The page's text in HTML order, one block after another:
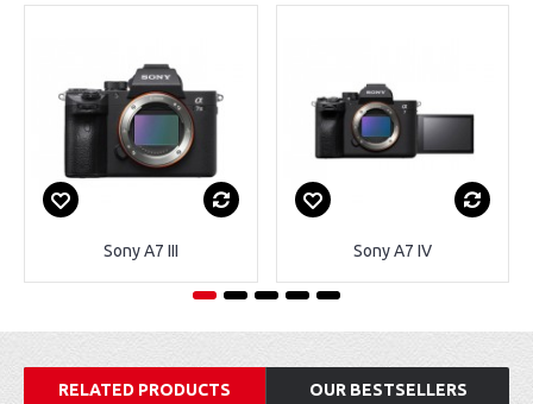
Sony A7 III Sony A7 IV
RELATED PRODUCTS OUR BESTSELLERS